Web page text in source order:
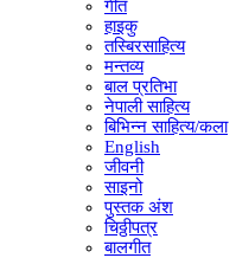
गीत
हाइकु
तस्बिरसाहित्य
मन्तव्य
बाल प्रतिभा
नेपाली साहित्य
बिभिन्न साहित्य/कला
English
जीवनी
साइनो
पुस्तक अंश
चिठ्ठीपत्र
बालगीत